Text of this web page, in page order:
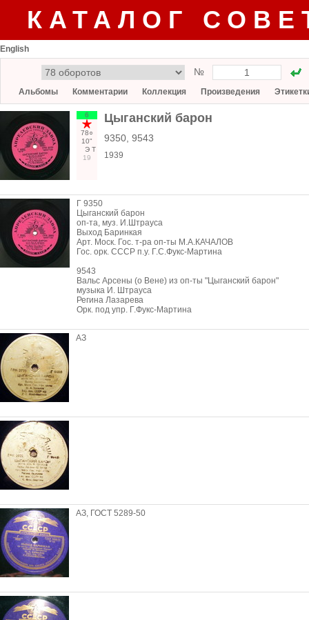
КАТАЛОГ
English
№
Альбомы Комментарии Коллекция Произведения
6
78○
10"
Э Т
19
Цыганский барон
9350, 9543
1939
Г 9350
Цыганский барон
оп-та, муз. И.Штрауса
Выход Баринкая
Арт. Моск. Гос. т-ра оп-ты М.А.КАЧАЛОВ
Гос. орк. СССР п.у. Г.С.Фукс-Мартина
9543
Вальс Арсены (о Вене) из оп-ты "Цыганский барон"
музыка И. Штрауса
Регина Лазарева
Орк. под упр. Г.Фукс-Мартина
АЗ
АЗ, ГОСТ 5289-50